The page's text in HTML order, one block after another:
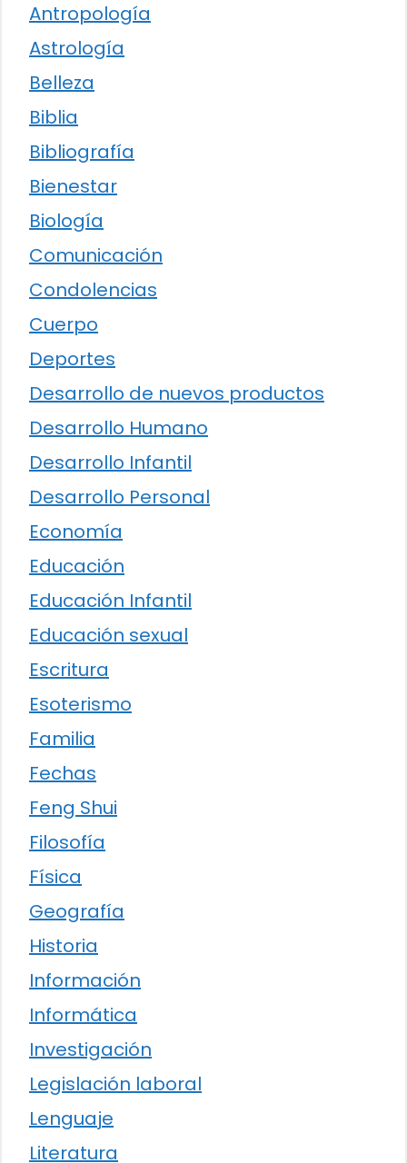
Antropología
Astrología
Belleza
Biblia
Bibliografía
Bienestar
Biología
Comunicación
Condolencias
Cuerpo
Deportes
Desarrollo de nuevos productos
Desarrollo Humano
Desarrollo Infantil
Desarrollo Personal
Economía
Educación
Educación Infantil
Educación sexual
Escritura
Esoterismo
Familia
Fechas
Feng Shui
Filosofía
Física
Geografía
Historia
Información
Informática
Investigación
Legislación laboral
Lenguaje
Literatura